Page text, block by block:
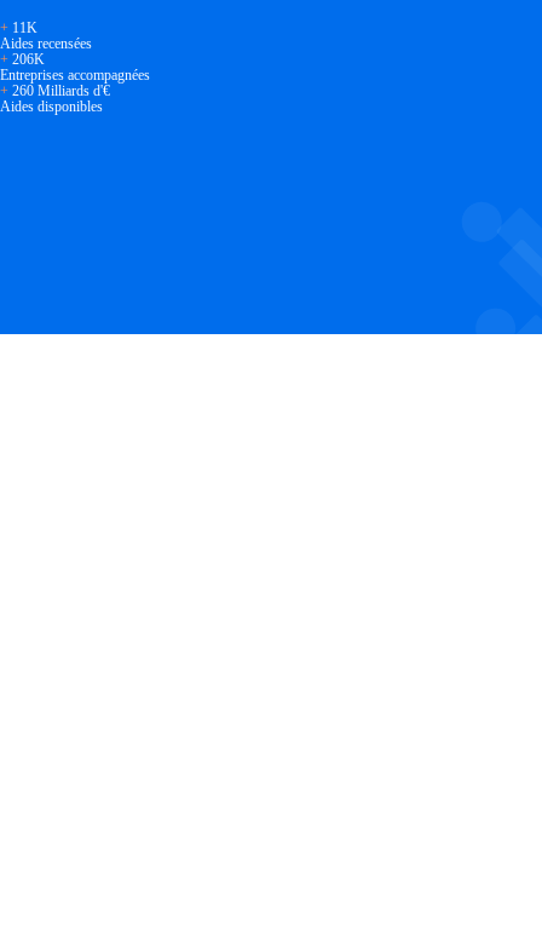
+ 11K
Aides recensées
+ 206K
Entreprises accompagnées
+ 260 Milliards d'€
Aides disponibles